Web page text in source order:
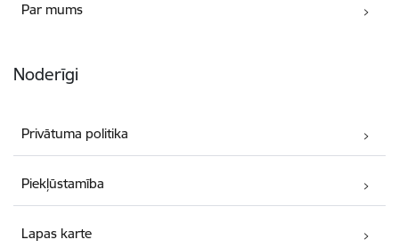
Par mums
Noderīgi
Privātuma politika
Piekļūstamība
Lapas karte